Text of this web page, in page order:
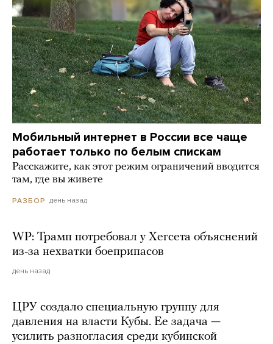
Мобильный интернет в России все чаще
работает только по белым спискам
Расскажите, как этот режим ограничений вводится
там, где вы живете
РАЗБОР день назад
WP: Трамп потребовал у Хегсета объяснений
из-за нехватки боеприпасов
день назад
ЦРУ создало специальную группу для
давления на власти Кубы. Ее задача —
усилить разногласия среди кубинской